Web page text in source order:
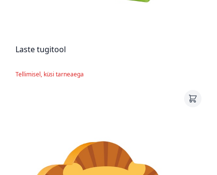
Laste tugitool
Tellimisel, küsi tarneaega